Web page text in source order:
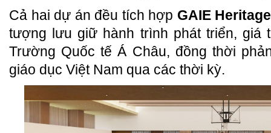
Cả hai dự án đều tích hợp GAIE
tượng lưu giữ hành trình phát triển, giá
Trường Quốc tế Á Châu, đồng thời
giáo dục Việt Nam qua các thời kỳ.